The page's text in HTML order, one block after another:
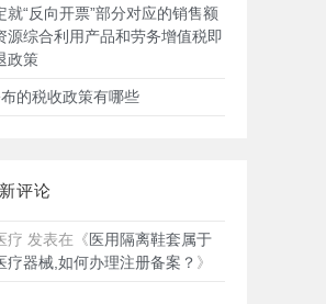
就“反向开票”部分对应的销售额
源综合利用产品和劳务增值税即
政策
的税收政策有哪些
评论
疗 发表在《医用隔离鞋套属于
疗器械,如何办理注册备案？ 》